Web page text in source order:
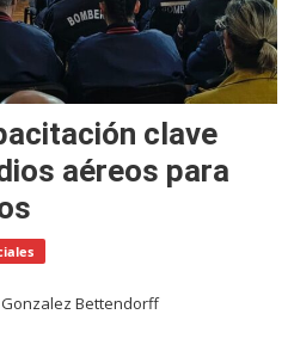
clave
aéreos para
Bettendorff